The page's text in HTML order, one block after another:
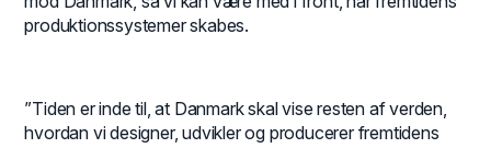
produktionssystemer skabes.
”Tiden er inde til, at Danmark skal vise resten af verden,
hvordan vi designer, udvikler og producerer fremtidens